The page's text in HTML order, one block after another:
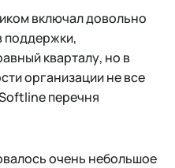
включал довольно
поддержки,
кварталу, но в
организации не все
перечня
очень небольшое